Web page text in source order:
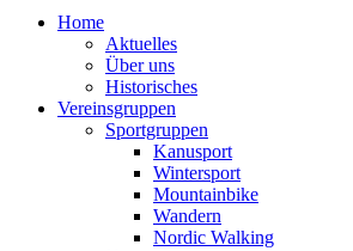
Home
Aktuelles
Über uns
Historisches
Vereinsgruppen
Sportgruppen
Kanusport
Wintersport
Mountainbike
Wandern
Nordic Walking